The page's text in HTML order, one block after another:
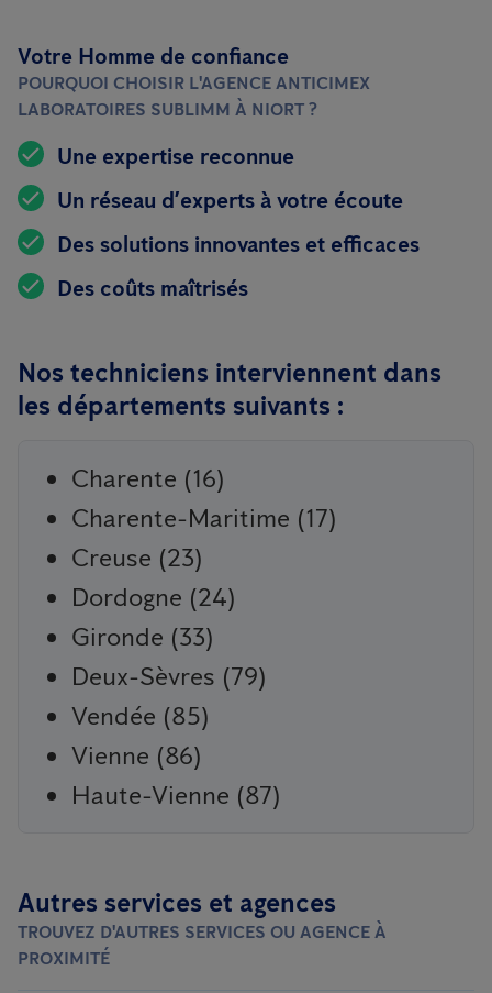
Votre Homme de confiance
POURQUOI CHOISIR L'AGENCE ANTICIMEX
LABORATOIRES SUBLIMM À NIORT ?
Une expertise reconnue
Un réseau d’experts à votre écoute
Des solutions innovantes et efficaces
Des coûts maîtrisés
Nos techniciens interviennent dans
les départements suivants :
Charente (16)
Charente-Maritime (17)
Creuse (23)
Dordogne (24)
Gironde (33)
Deux-Sèvres (79)
Vendée (85)
Vienne (86)
Haute-Vienne (87)
Autres services et agences
TROUVEZ D'AUTRES SERVICES OU AGENCE À
PROXIMITÉ